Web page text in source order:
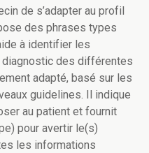
de s’adapter au profil
des phrases types
à identifier les
des différentes
adapté, basé sur les
guidelines. Il indique
au patient et fournit
pour avertir le(s)
les informations